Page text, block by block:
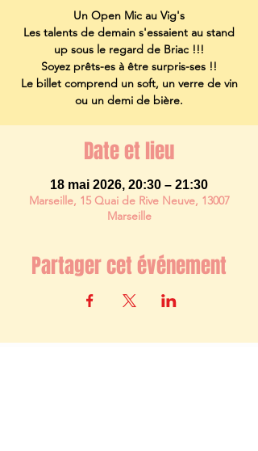
Un Open Mic au Vig's
Les talents de demain s'essaient au stand
up sous le regard de Briac !!!
Soyez prêts-es à être surpris-ses !!
Le billet comprend un soft, un verre de vin
ou un demi de bière.
Date et lieu
18 mai 2026, 20:30 – 21:30
Marseille, 15 Quai de Rive Neuve, 13007
Marseille
Partager cet événement